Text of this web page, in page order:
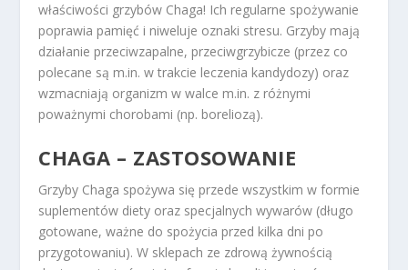
właściwości grzybów Chaga! Ich regularne spożywanie
poprawia pamięć i niweluje oznaki stresu. Grzyby mają
działanie przeciwzapalne, przeciwgrzybicze (przez co
polecane są m.in. w trakcie leczenia kandydozy) oraz
wzmacniają organizm w walce m.in. z różnymi
poważnymi chorobami (np. boreliozą).
CHAGA – ZASTOSOWANIE
Grzyby Chaga spożywa się przede wszystkim w formie
suplementów diety oraz specjalnych wywarów (długo
gotowane, ważne do spożycia przed kilka dni po
przygotowaniu). W sklepach ze zdrową żywnością